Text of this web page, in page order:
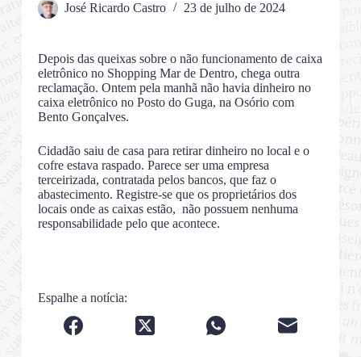
José Ricardo Castro 23 de julho de 2024
Depois das queixas sobre o não funcionamento de caixa
eletrônico no Shopping Mar de Dentro, chega outra
reclamação. Ontem pela manhã não havia dinheiro no
caixa eletrônico no Posto do Guga, na Osório com
Bento Gonçalves.
Cidadão saiu de casa para retirar dinheiro no local e o
cofre estava raspado. Parece ser uma empresa
terceirizada, contratada pelos bancos, que faz o
abastecimento. Registre-se que os proprietários dos
locais onde as caixas estão, não possuem nenhuma
responsabilidade pelo que acontece.
Espalhe a notícia: